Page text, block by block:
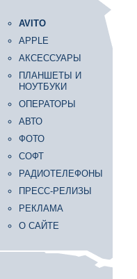
AVITO
APPLE
АКСЕССУАРЫ
ПЛАНШЕТЫ И
НОУТБУКИ
ОПЕРАТОРЫ
АВТО
ФОТО
СОФТ
РАДИОТЕЛЕФОНЫ
ПРЕСС-РЕЛИЗЫ
РЕКЛАМА
О САЙТЕ